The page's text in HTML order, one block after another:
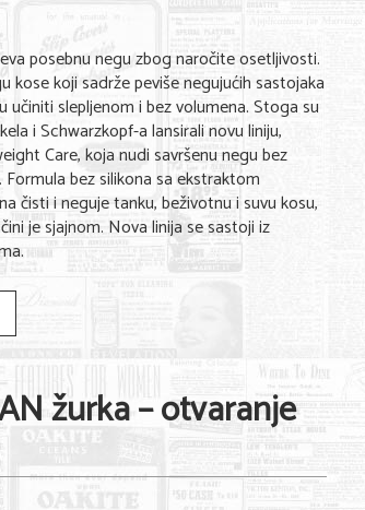
posebnu negu zbog naročite osetljivosti.
kose koji sadrže peviše negujućih sastojaka
učiniti slepljenom i bez volumena. Stoga su
i Schwarzkopf-a lansirali novu liniju,
Care, koja nudi savršenu negu bez
bez silikona sa ekstraktom
čisti i neguje tanku, beživotnu i suvu kosu,
je sjajnom. Nova linija se sastoji iz
žurka – otvaranje